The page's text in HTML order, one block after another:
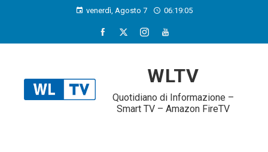
venerdì, Agosto 7 06:19:06
WLTV
Quotidiano di Informazione –
Smart TV – Amazon FireTV